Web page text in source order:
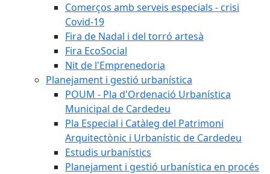
Comerços amb serveis especials - crisi
Covid-19
Fira de Nadal i del torró artesà
Fira EcoSocial
Nit de l'Emprenedoria
Planejament i gestió urbanística
POUM - Pla d'Ordenació Urbanística
Municipal de Cardedeu
Pla Especial i Catàleg del Patrimoni
Arquitectònic i Urbanístic de Cardedeu
Estudis urbanístics
Planejament i gestió urbanística en procés